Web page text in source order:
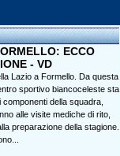
ECCO
- VD
Lazio a Formello. Da questa
sportivo biancoceleste sta
della squadra,
alle visite mediche di rito,
preparazione della stagione.